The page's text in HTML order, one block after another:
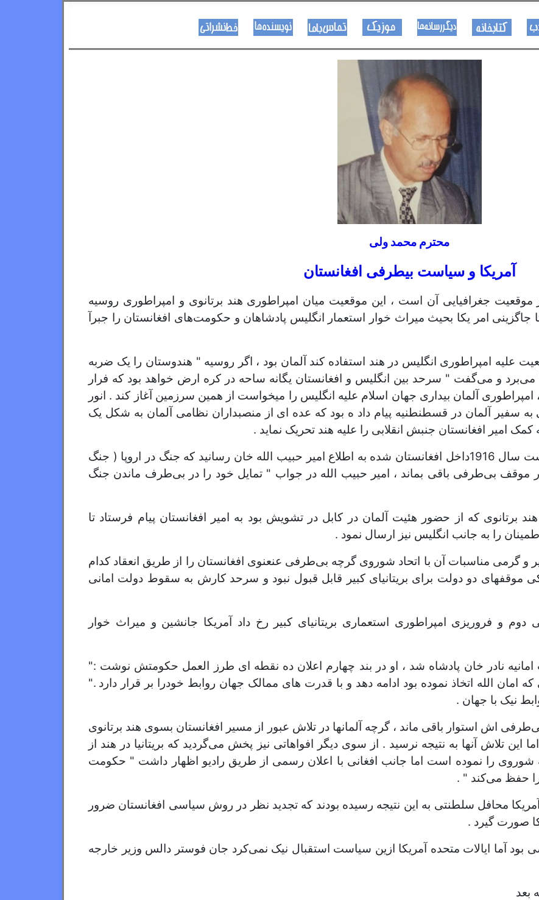
هــــنر او ادب کتـــــابونه ســــایټــونه مــــــوزیک اړیکی نویسنده ها
محترم محمد ولی
آمریکا و سیاست بیطرفی افغانستان
جغرافیایی آن است ، این موقعیت میان امپراطوری هند برتانوی و امپراطوری روسیه
جاگزینی امر یکا بحیث میراث خوار استعمار انگلیس پادشاهان و حکومت‌های افغانستان را جبرآ
امپراطوری انگلیس در هند استفاده کند آلمان بود ، اگر روسیه " هندوستان را یک ضربه
می‌برد و می‌گفت " سرحد بین انگلیس و افغانستان یگانه ساحه در کره ارض خواهد بود که فرار
آلمان بیداری جهان اسلام علیه انگلیس را میخواست از همین سرزمین آغاز کند . انور
به سفیر آلمان در قسطنطنیه پیام داد ه بود که عده ای از منصبداران نظامی آلمان به شکل یک
کمک امیر افغانستان جنبش انقلابی را علیه هند تحریک نماید .
هیئت نظامی جرمنی در آگست سال 1گست سال 1916داخل افغانستان شده به اطلاع امیر حبیب الله خان رسانید که جنگ در اروپا ( جنگ
موقف بی‌طرفی باقی بماند ، امیر حبیب الله در جواب " تمایل خود را در بی‌طرف ماندن جنگ
برتانوی که از حضور هئیت آلمان در کابل در تشویش بود به امیر افغانستان پیام فرستاد تا
را به جانب انگلیس نیز ارسال نمود .
و گرمی مناسبات آن با اتحاد شوروی گرچه بی‌طرفی عنعنوی افغانستان را از طریق انعقاد کدام
دو دولت برای بریتانیای کبیر قابل قبول نبود و سرحد کارش به سقوط دولت امانی
و فروریزی امپراطوری استعماری بریتانیای کبیر رخ داد آمریکا جانشین و میراث خوار
نادر خان پادشاه شد ، او در بند چهارم اعلان ده نقطه ای طرز العمل حکومتش نوشت :"
الله اتخاذ نموده بود ادامه دهد و با قدرت های ممالک جهان روابط خودرا بر قرار دارد ."
نیک با جهان .
اش استوار باقی ماند ، گرچه آلمانها در تلاش عبور از مسیر افغانستان بسوی هند برتانوی
این تلاش آنها به نتیجه نرسید . از سوی دیگر افواهاتی نیز پخش می‌گردید که بریتانیا در هند از
شوروی را نموده است اما جانب افغانی با اعلان رسمی از طریق رادیو اظهار داشت " حکومت
حفظ می‌کند " .
محافل سلطنتی به این نتیجه رسیده بودند که تجدید نظر در روش سیاسی افغانستان ضرور
صورت گیرد .
آما ایالات متحده آمریکا ازین سیاست استقبال نیک نمی‌کرد جان فوستر دالس وزیر خارجه
بعد